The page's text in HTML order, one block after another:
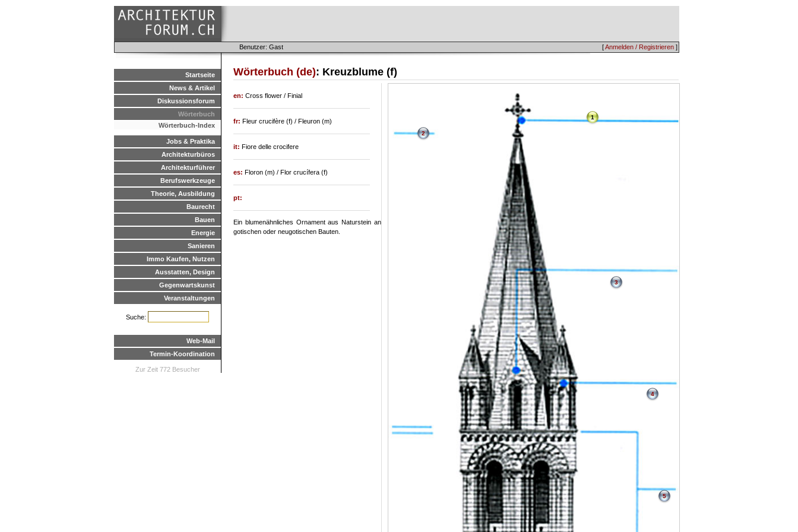
[Anmelden / Registrieren ]
Benutzer: Gast
Startseite
News & Artikel
Diskussionsforum
Wörterbuch
Wörterbuch-Index
Jobs & Praktika
Architekturbüros
Architekturführer
Berufswerkzeuge
Theorie, Ausbildung
Baurecht
Bauen
Energie
Sanieren
Immo Kaufen, Nutzen
Ausstatten, Design
Gegenwartskunst
Veranstaltungen
Suche:
Web-Mail
Termin-Koordination
Zur Zeit 772 Besucher
Wörterbuch (de): Kreuzblume (f)
1
2
3
4
5
en: Cross flower / Finial
fr: Fleur crucifère (f) / Fleuron (m)
it: Fiore delle crocifere
es: Floron (m) / Flor crucífera (f)
pt:
Ein blumenähnliches Ornament aus Naturstein an
gotischen oder neugotischen Bauten.